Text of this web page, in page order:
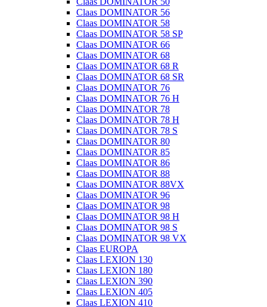
Claas DOMINATOR 56
Claas DOMINATOR 58
Claas DOMINATOR 58 SP
Claas DOMINATOR 66
Claas DOMINATOR 68
Claas DOMINATOR 68 R
Claas DOMINATOR 68 SR
Claas DOMINATOR 76
Claas DOMINATOR 76 H
Claas DOMINATOR 78
Claas DOMINATOR 78 H
Claas DOMINATOR 78 S
Claas DOMINATOR 80
Claas DOMINATOR 85
Claas DOMINATOR 86
Claas DOMINATOR 88
Claas DOMINATOR 88VX
Claas DOMINATOR 96
Claas DOMINATOR 98
Claas DOMINATOR 98 H
Claas DOMINATOR 98 S
Claas DOMINATOR 98 VX
Claas EUROPA
Claas LEXION 130
Claas LEXION 180
Claas LEXION 390
Claas LEXION 405
Claas LEXION 410